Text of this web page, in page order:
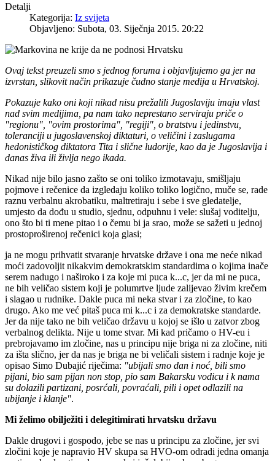
Detalji
Kategorija: Iz svijeta
Objavljeno: Subota, 03. Siječnja 2015. 20:22
Ovaj tekst preuzeli smo s jednog foruma i objavljujemo ga jer na
izvrstan, slikovit način prikazuje čudno stanje medija u Hrvatskoj.
Pokazuje kako oni koji nikad nisu prežalili Jugoslaviju imaju vlast
nad svim medijima, pa nam tako neprestano serviraju priče o
"regionu", "ovim prostorima", "regiji", o bratstvu i jedinstvu,
toleranciji u jugoslavenskoj diktaturi, o veličini i zaslugama
hedonističkog diktatora Tita i slične ludorije, kao da je Jugoslavija i
danas živa ili življa nego ikada.
Nikad nije bilo jasno zašto se oni toliko izmotavaju, smišljaju
pojmove i rečenice da izgledaju koliko toliko logično, muče se, rade
raznu verbalnu akrobatiku, maltretiraju i sebe i sve gledatelje,
umjesto da dođu u studio, sjednu, odpuhnu i vele: slušaj voditelju,
ono što bi ti mene pitao i o čemu bi ja srao, može se sažeti u jednoj
prostoproširenoj rečenici koja glasi;
ja ne mogu prihvatit stvaranje hrvatske države i ona me neće nikad
moći zadovoljit nikakvim demokratskim standardima o kojima inače
serem nadugo i naširoko i za koje mi puca k...c, jer da mi ne puca,
ne bih veličao sistem koji je polumrtve ljude zalijevao živim krečem
i slagao u rudnike. Dakle puca mi neka stvar i za zločine, to kao
drugo. Ako me već pitaš puca mi k...c i za demokratske standarde.
Jer da nije tako ne bih veličao državu u kojoj se išlo u zatvor zbog
verbalnog delikta. Nije u tome stvar. Mi kad pričamo o HV-eu i
prebrojavamo im zločine, nas u principu nije briga ni za zločine, niti
za išta slično, jer da nas je briga ne bi veličali sistem i radnje koje je
opisao Simo Dubajić riječima: "ubijali smo dan i noć, bili smo
pijani, bio sam pijan non stop, pio sam Bakarsku vodicu i k nama
su dolazili partizani, posrćali, povraćali, pili i opet odlazili na
ubijanje i klanje".
Mi želimo obilježiti i delegitimirati hrvatsku državu
Dakle drugovi i gospodo, jebe se nas u principu za zločine, jer svi
zločini koje je napravio HV skupa sa HVO-om odradi jedna omanja